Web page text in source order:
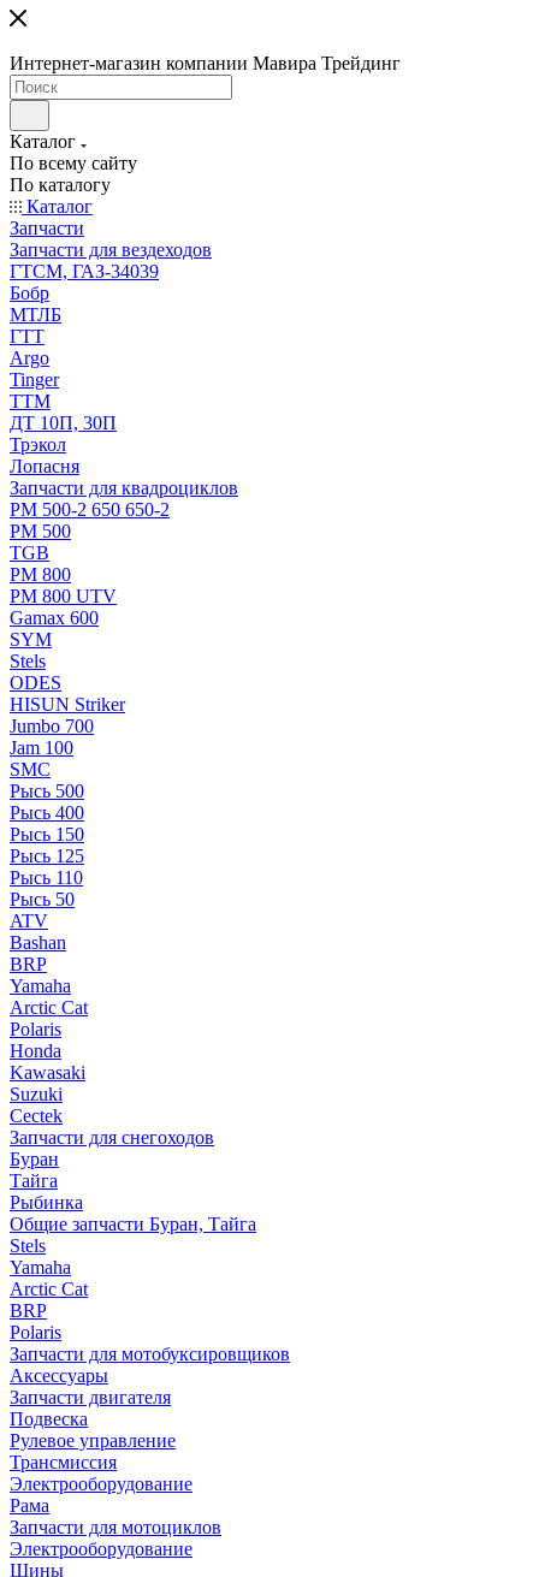
Интернет-магазин компании Мавира Трейдинг
Каталог
По всему сайту
По каталогу
Каталог
Запчасти
Запчасти для вездеходов
ГТСМ, ГАЗ-34039
Бобр
МТЛБ
ГТТ
Argo
Tinger
ТТМ
ДТ 10П, 30П
Трэкол
Лопасня
Запчасти для квадроциклов
РМ 500-2 650 650-2
РМ 500
TGB
РМ 800
РМ 800 UTV
Gamax 600
SYM
Stels
ОDЕS
HISUN Striker
Jumbo 700
Jam 100
SMC
Рысь 500
Рысь 400
Рысь 150
Рысь 125
Рысь 110
Рысь 50
ATV
Bashan
BRP
Yamaha
Arctic Cat
Polaris
Honda
Kawasaki
Suzuki
Cectek
Запчасти для снегоходов
Буран
Тайга
Рыбинка
Общие запчасти Буран, Тайга
Stels
Yamaha
Arctic Cat
BRP
Polaris
Запчасти для мотобуксировщиков
Аксессуары
Запчасти двигателя
Подвеска
Рулевое управление
Трансмиссия
Электрооборудование
Рама
Запчасти для мотоциклов
Электрооборудование
Шины